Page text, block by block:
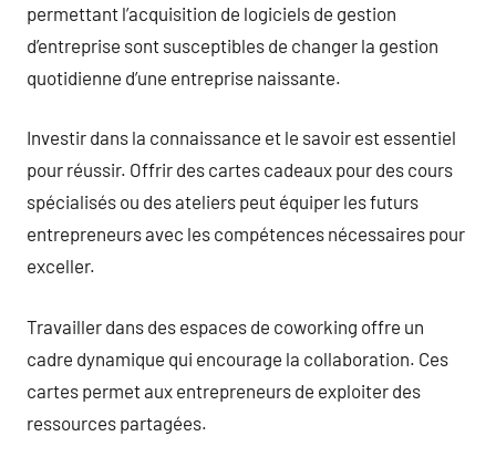
permettant l’acquisition de logiciels de gestion
d’entreprise sont susceptibles de changer la gestion
quotidienne d’une entreprise naissante.
Investir dans la connaissance et le savoir est essentiel
pour réussir. Offrir des cartes cadeaux pour des cours
spécialisés ou des ateliers peut équiper les futurs
entrepreneurs avec les compétences nécessaires pour
exceller.
Travailler dans des espaces de coworking offre un
cadre dynamique qui encourage la collaboration. Ces
cartes permet aux entrepreneurs de exploiter des
ressources partagées.